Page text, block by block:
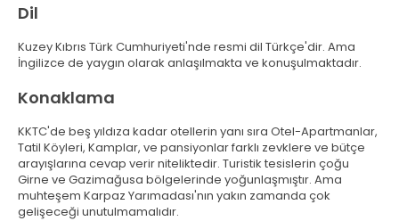
Dil
Kuzey Kıbrıs Türk Cumhuriyeti'nde resmi dil Türkçe'dir. Ama
İngilizce de yaygın olarak anlaşılmakta ve konuşulmaktadır.
Konaklama
KKTC'de beş yıldıza kadar otellerin yanı sıra Otel-Apartmanlar,
Tatil Köyleri, Kamplar, ve pansiyonlar farklı zevklere ve bütçe
arayışlarına cevap verir niteliktedir. Turistik tesislerin çoğu
Girne ve Gazimağusa bölgelerinde yoğunlaşmıştır. Ama
muhteşem Karpaz Yarımadası'nın yakın zamanda çok
gelişeceği unutulmamalıdır.